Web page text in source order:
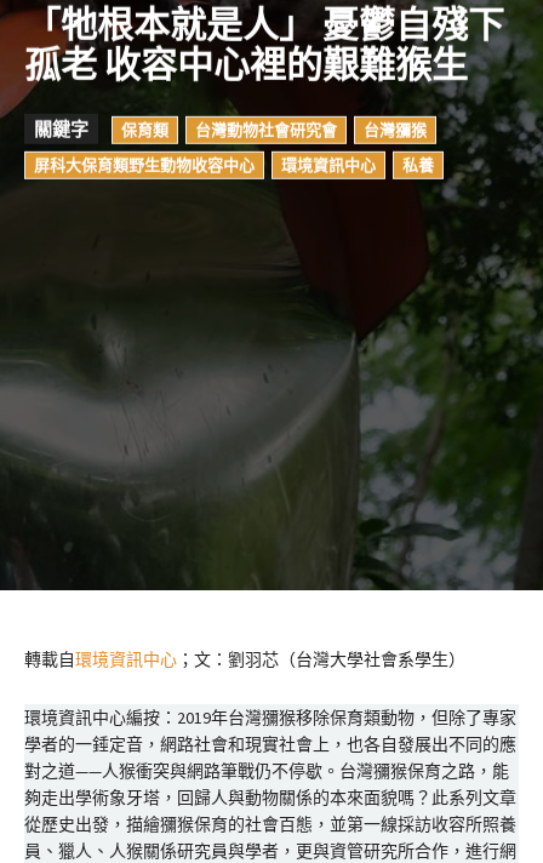
「牠根本就是人」 憂鬱自殘下
孤老 收容中心裡的艱難猴生
關鍵字 保育類 台灣動物社會研究會
台灣獼猴
屏科大保育類野生動物收容中心
環境資訊中心 私養
轉載自環境資訊中心 ；文：劉羽芯（台灣大學社會系學生）
環境資訊中心編按：2019年台灣獼猴移除保育類動物，但除了專家
學者的一錘定音，網路社會和現實社會上，也各自發展出不同的應
對之道——人猴衝突與網路筆戰仍不停歇。台灣獼猴保育之路，能
夠走出學術象牙塔，回歸人與動物關係的本來面貌嗎？此系列文章
從歷史出發，描繪獼猴保育的社會百態，並第一線採訪收容所照養
員、獵人、人猴關係研究員與學者，更與資管研究所合作，進行網